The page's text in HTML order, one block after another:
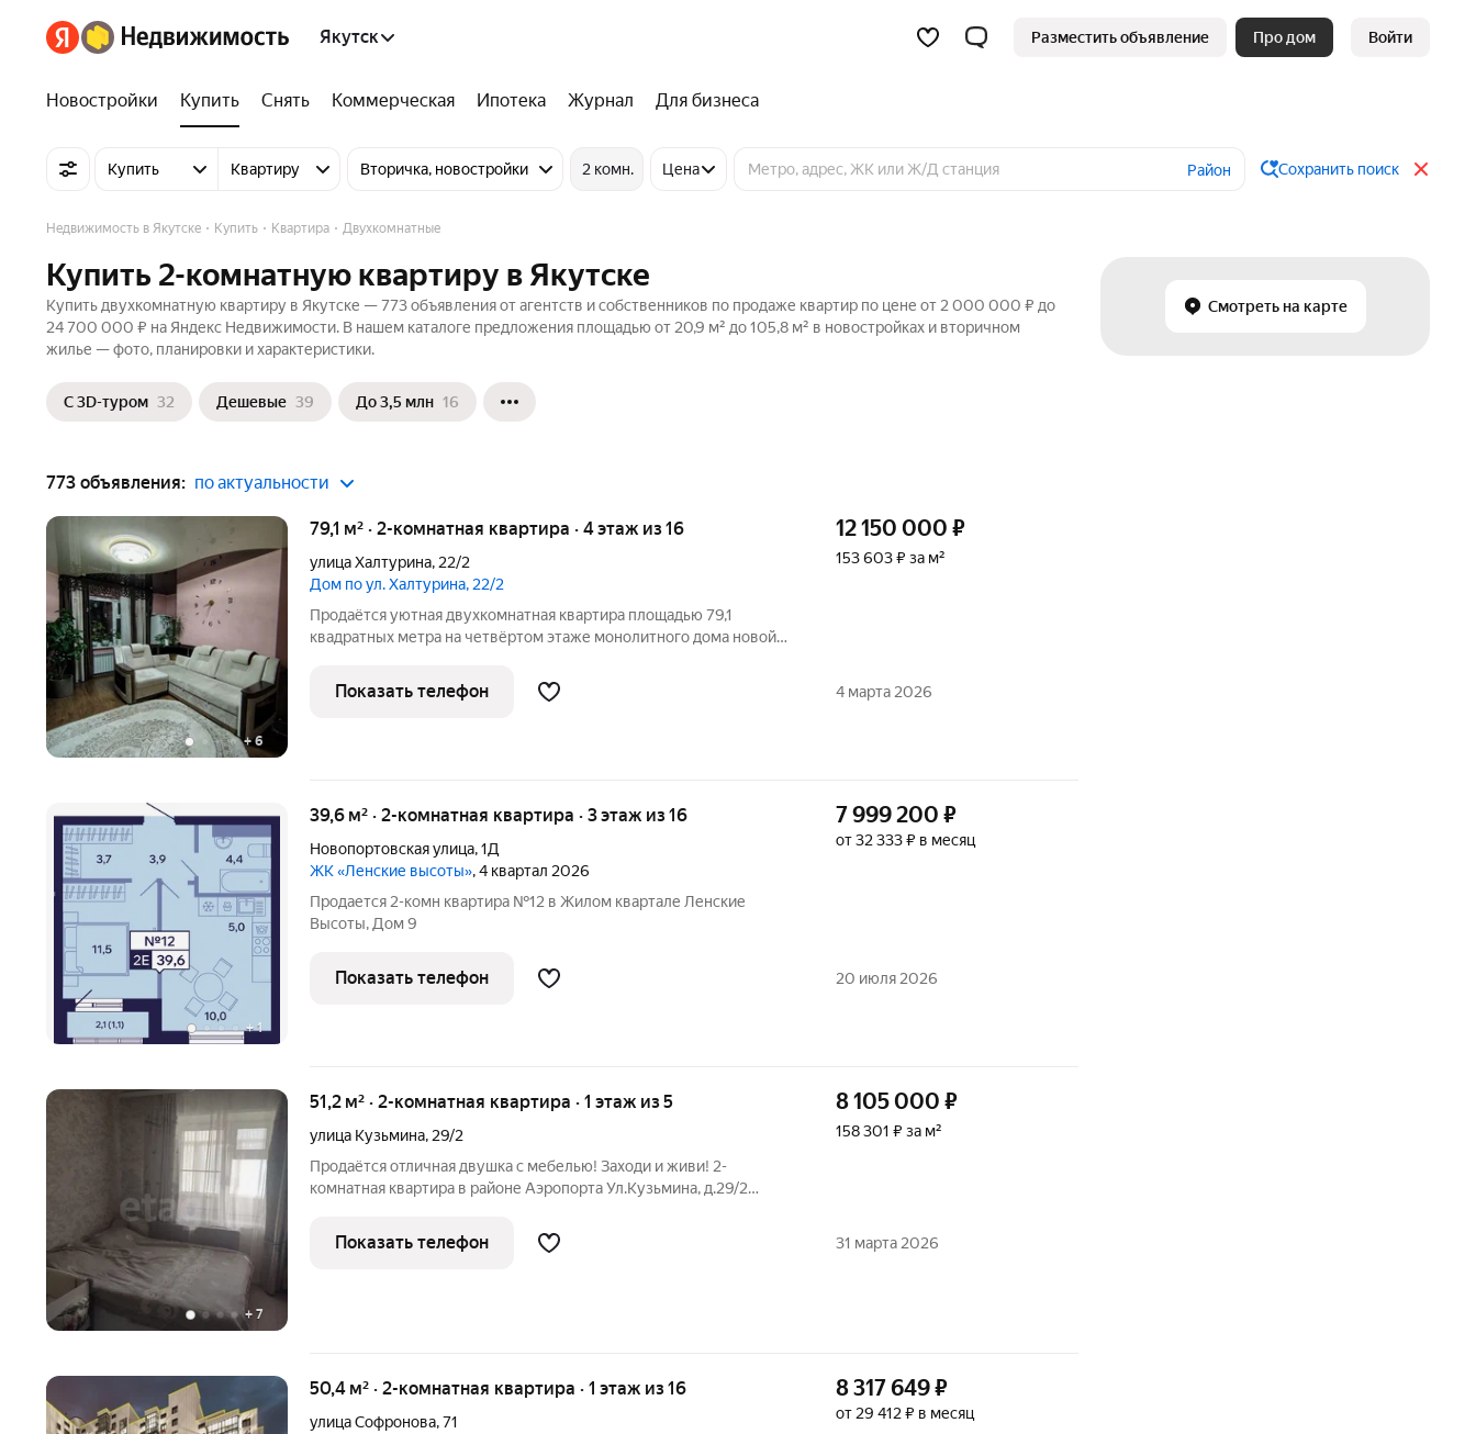
Якутск Разместить объявление Про дом Войти
Новостройки Купить Снять Коммерческая Ипотека Журнал Для бизнеса
Купить Квартиру Вторичка, новостройки 2 комн. Цена Район Сохранить поиск
Смотреть на карте
Недвижимость в Якутске Купить Квартира Двухкомнатные
Купить 2-комнатную квартиру в Якутске
Купить двухкомнатную квартиру в Якутске — 773 объявления от агентств и собственников по продаже квартир по цене от 2 000 000 ₽ до
24 700 000 ₽ на Яндекс Недвижимости. В нашем каталоге предложения площадью от 20,9 м² до 105,8 м² в новостройках и вторичном
жилье — фото, планировки и характеристики.
С 3D-туром 32 Дешевые 39 До 3,5 млн 16
773 объявления: по актуальности
+6
79,1 м² · 2-комнатная квартира · 4 этаж из 16
улица Халтурина, 22/2
Дом по ул. Халтурина, 22/2
Продаётся уютная двухкомнатная квартира площадью 79,1
квадратных метра на четвёртом этаже монолитного дома новой
Халтурина, 22/2. Удобная кухня совмещённая с гостинной. В
квартире красивый
12 150 000 ₽
153 603 ₽ за м²
Показать телефон 4 марта 2026
+1
39,6 м² · 2-комнатная квартира · 3 этаж из 16
Новопортовская улица,1Д
ЖК «Ленские высоты», 4 квартал 2026
Продается 2-комн квартира №12 в Жилом квартале Ленские
Высоты, Дом 9
7 999 200 ₽
от 32 333 ₽ в месяц
Показать телефон 20 июля 2026
+ 7
51,2 м² · 2-комнатная квартира · 1 этаж из 5
улица Кузьмина, 29/2
Продаётся отличная двушка с мебелью! Заходи и живи! 2-
комнатная квартира в районе Аэропорта Ул.Кузьмина, д.29/2
Материал стен: блочный Отличный косметический ремонт!
Санузел раздельный
8 105 000 ₽
158 301 ₽ за м²
Показать телефон 31 марта 2026
50,4 м² · 2-комнатная квартира · 1 этаж из 16
улица Софронова,71
8 317 649₽
от 29 412 ₽ в месяц